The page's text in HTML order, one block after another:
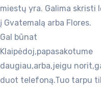
miestų yra. Galima skristi
į Gvatemalą arba Flores.
Gal būnat
Klaipėdoj,papasakotume
daugiau,arba,jeigu
duot telefoną.Tuo tarpu